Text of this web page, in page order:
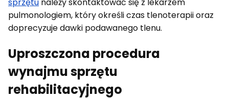
sprzętu należy skontaktować się z lekarzem
pulmonologiem, który określi czas tlenoterapii oraz
doprecyzuje dawki podawanego tlenu.
Uproszczona procedura
wynajmu sprzętu
rehabilitacyjnego